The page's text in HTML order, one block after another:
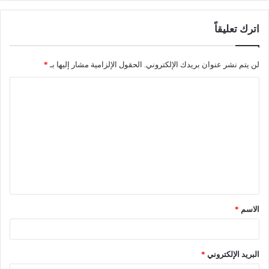
اترك تعليقاً
لن يتم نشر عنوان بريدك الإلكتروني. الحقول الإلزامية مشار إليها بـ *
الاسم *
البريد الإلكتروني *